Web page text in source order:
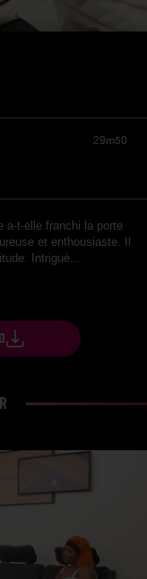
29m50
a-t-elle franchi la porte
et enthousiaste. Il
Intrigué...